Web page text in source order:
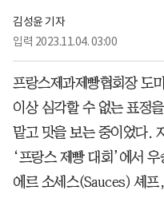
김성윤 기자
입력 2023.11.04. 03:00
프랑스제과제빵협회장 도
이상 심각할 수 없는 표정
맡고 맛을 보는 중이었다.
‘프랑스 제빵 대회’에서
에르 소세스(Sauces) 셰